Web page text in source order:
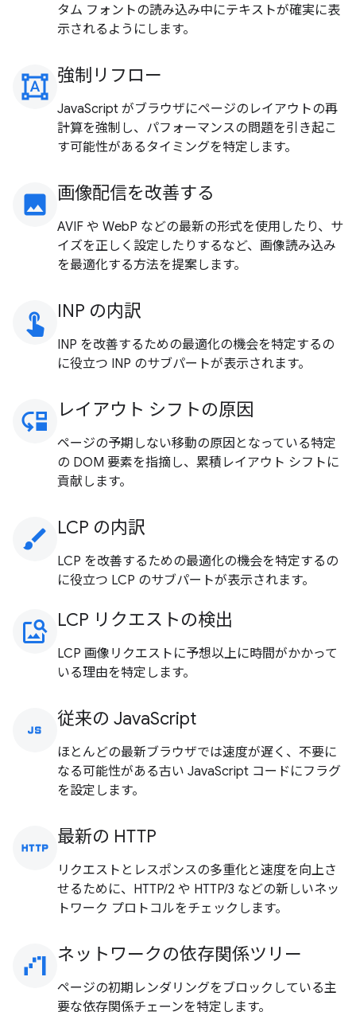
タム フォントの読み込み中にテキストが確実に表
示されるようにします。
format_shapes 強制リフロー
JavaScript がブラウザにページのレイアウトの再
計算を強制し、パフォーマンスの問題を引き起こ
す可能性があるタイミングを特定します。
image 画像配信を改善する
AVIF や WebP などの最新の形式を使用したり、サ
イズを正しく設定したりするなど、画像読み込み
を最適化する方法を提案します。
touch_app INP の内訳
INP を改善するための最適化の機会を特定するの
に役立つ INP のサブパートが表示されます。
move_down レイアウト シフトの原因
ページの予期しない移動の原因となっている特定
の DOM 要素を指摘し、累積レイアウト シフトに
貢献します。
brush LCP の内訳
LCP を改善するための最適化の機会を特定するの
に役立つ LCP のサブパートが表示されます。
image_search LCP リクエストの検出
LCP 画像リクエストに予想以上に時間がかかって
いる理由を特定します。
javascript 従来の JavaScript
ほとんどの最新ブラウザでは速度が遅く、不要に
なる可能性がある古い JavaScript コードにフラグ
を設定します。
http 最新の HTTP
リクエストとレスポンスの多重化と速度を向上さ
せるために、HTTP/2 や HTTP/3 などの新しいネッ
トワーク プロトコルをチェックします。
waterfall_chart ネットワークの依存関係ツリー
ページの初期レンダリングをブロックしている主
要な依存関係チェーンを特定します。